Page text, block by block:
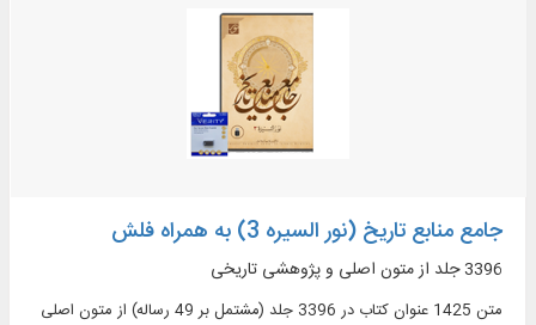
جامع منابع تاریخ (نور السیره 3) به همراه فلش
3396 جلد از متون اصلی و پژوهشی تاریخی
متن 1425 عنوان کتاب در 3396 جلد (مشتمل بر 49 رساله) از متون اصلی